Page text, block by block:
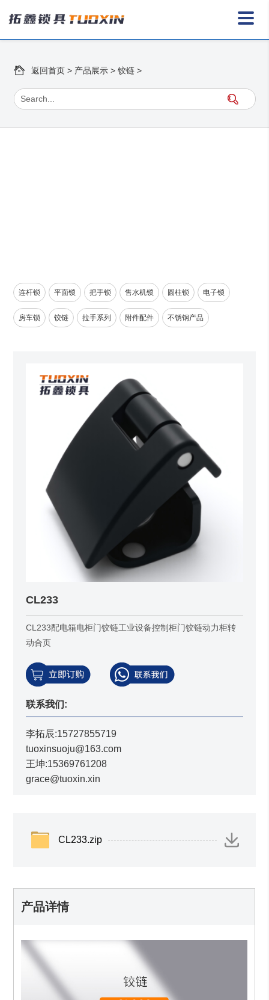
返回首页 > 产品展示 >铰链 >
连杆锁 平面锁 把手锁 售水机锁 圆柱锁 电子锁
房车锁 铰链 拉手系列 附件配件 不锈钢产品
CL233
CL233配电箱电柜门铰链工业设备控制柜门铰链动力柜转
动合页
联系我们:
李拓辰:15727855719
tuoxinsuoju@163.com
王坤:15369761208
grace@tuoxin.xin
CL233.zip
产品详情